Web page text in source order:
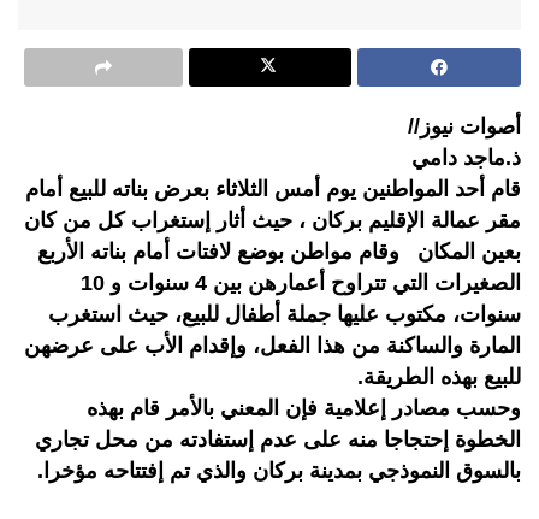
أصوات نيوز//
ذ.ماجد دامي
قام أحد المواطنين يوم أمس الثلاثاء بعرض بناته للبيع أمام
مقر عمالة الإقليم بركان ، حيث أثار إستغراب كل من كان
بعين المكان وقام مواطن بوضع لافتات أمام بناته الأربع
الصغيرات التي تتراوح أعمارهن بين 4 سنوات و 10
سنوات، مكتوب عليها جملة أطفال للبيع، حيث استغرب
المارة والساكنة من هذا الفعل، وإقدام الأب على عرضهن
للبيع بهذه الطريقة.
وحسب مصادر إعلامية فإن المعني بالأمر قام بهذه
الخطوة إحتجاجا منه على عدم إستفادته من محل تجاري
بالسوق النموذجي بمدينة بركان والذي تم إفتتاحه مؤخرا.